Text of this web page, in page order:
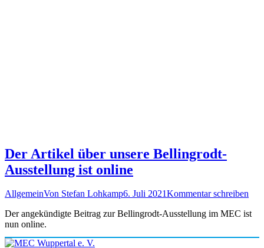
Der Artikel über unsere Bellingrodt-
Ausstellung ist online
AllgemeinVon Stefan Lohkamp6. Juli 2021Kommentar schreiben
Der angekündigte Beitrag zur Bellingrodt-Ausstellung im MEC ist
nun online.